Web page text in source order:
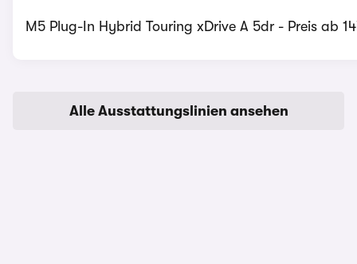
M5 Plug-In Hybrid Touring xDrive A 5dr - Preis ab
Alle Ausstattungslinien ansehen